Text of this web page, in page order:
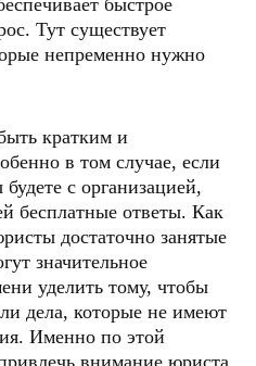
быстрое
Тут существует
непременно нужно
кратким и
в том случае, если
с организацией,
бесплатные ответы. Как
достаточно занятые
значительное
уделить тому, чтобы
дела, которые не имеют
Именно по этой
внимание юриста